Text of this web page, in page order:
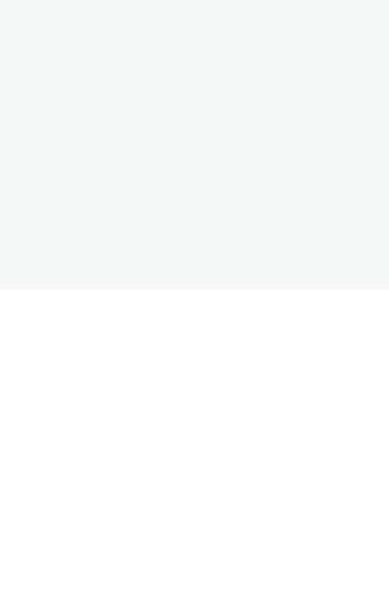
been classified into a category as yet.